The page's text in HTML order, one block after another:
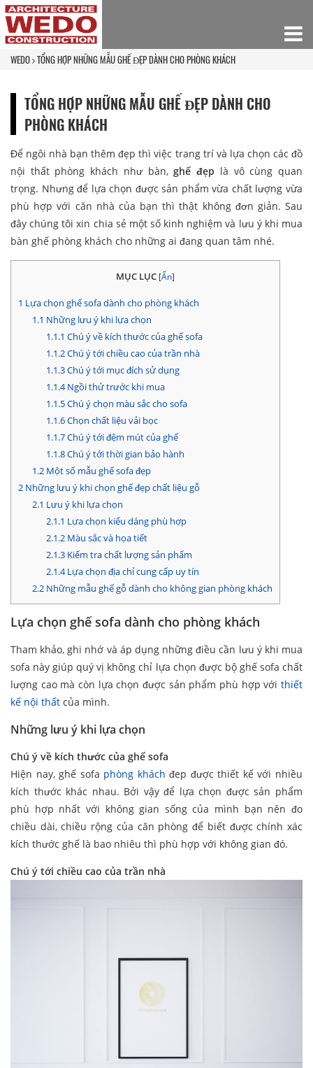
WEDO TỔNG HỢP NHỮNG MẪU GHẾ ĐẸP DÀNH CHO PHÒNG KHÁCH
TỔNG HỢP NHỮNG MẪU GHẾ ĐẸP DÀNH CHO
PHÒNG KHÁCH
Để ngôi nhà bạn thêm đẹp thì việc trang trí và lựa chọn các đồ
nội thất phòng khách như bàn,ghế đẹp là vô cùng quan
trọng. Nhưng để lựa chọn được sản phẩm vừa chất lượng vừa
phù hợp với căn nhà của bạn thì thật không đơn giản. Sau
đây chúng tôi xin chia sẻ một số kinh nghiệm và lưu ý khi mua
bàn ghế phòng khách cho những ai đang quan tâm nhé.
MỤC LỤC [Ẩn]
1 Lựa chọn ghế sofa dành cho phòng khách
1.1 Những lưu ý khi lựa chọn
1.1.1 Chú ý về kích thước của ghế sofa
1.1.2Chú ý tới chiều cao của trần nhà
1.1.3Chú ý tới mục đích sử dụng
1.1.4Ngồi thử trước khi mua
1.1.5Chú ý chọn màu sắc cho sofa
1.1.6Chọn chất liệu vải bọc
1.1.7Chú ý tới đệm mút của ghế
1.1.8Chú ý tới thời gian bảo hành
1.2Một số mẫu ghế sofa đẹp
2 Những lưu ý khi chọn ghế đẹp chất liệu gỗ
2.1 Lưu ý khi lựa chọn
2.1.1 Lựa chọn kiểu dáng phù hợp
2.1.2Màu sắc và họa tiết
2.1.3Kiểm tra chất lượng sản phẩm
2.1.4Lựa chọn địa chỉ cung cấp uy tín
2.2Những mẫu ghế gỗ dành cho không gian phòng khách
Lựa chọn ghế sofa dành cho phòng khách
Tham khảo, ghi nhớ và áp dụng những điều cần lưu ý khi mua
sofa này giúp quý vị không chỉ lựa chọn được bộ ghế sofa chất
lượng cao mà còn lựa chọn được sản phẩm phù hợp với thiết
kế nội thất của mình.
Những lưu ý khi lựa chọn
Chú ý về kích thước của ghế sofa
Hiện nay, ghế sofa phòng khách đep được thiết kế với nhiều
kích thước khác nhau. Bởi vậy để lựa chọn được sản phẩm
phù hợp nhất với không gian sống của mình bạn nên đo
chiều dài, chiều rộng của căn phòng để biết được chính xác
kích thước ghế là bao nhiêu thì phù hợp với không gian đó.
Chú ý tới chiều cao của trần nhà